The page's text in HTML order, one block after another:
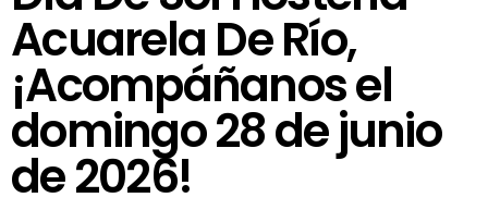
Acuarela De Río,
¡Acompáñanos el
domingo 28 de junio
de 2026!